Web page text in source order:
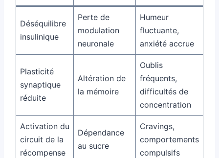
Déséquilibre
insulinique
Perte de
modulation
neuronale
Humeur
fluctuante,
anxiété accrue
Plasticité
synaptique
réduite
Altération de
la mémoire
Oublis
fréquents,
difficultés de
concentration
Activation du
circuit de la
récompense
Dépendance
au sucre
Cravings,
comportements
compulsifs